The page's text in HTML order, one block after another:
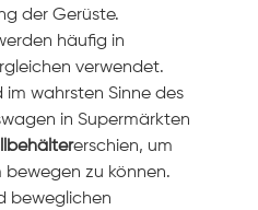
der Gerüste.
häufig in
verwendet.
im wahrsten Sinne des
in Supermärkten
erschien, um
bewegen zu können.
beweglichen